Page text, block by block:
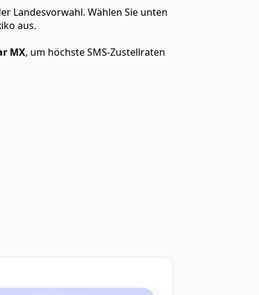
Landesvorwahl. Wählen Sie unten
aus.
MX, um höchste SMS-Zustellraten